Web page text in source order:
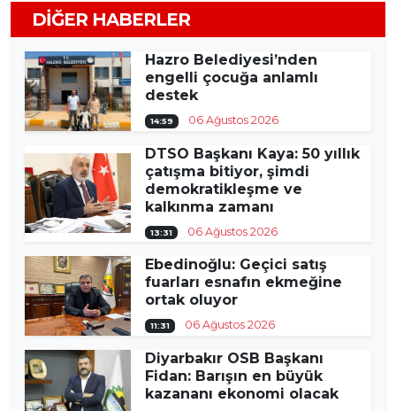
DIĞER HABERLER
Hazro Belediyesi’nden
engelli çocuğa anlamlı
destek
14:59 06 Ağustos 2026
DTSO Başkanı Kaya: 50 yıllık
çatışma bitiyor, şimdi
demokratikleşme ve
kalkınma zamanı
13:31 06 Ağustos 2026
Ebedinoğlu: Geçici satış
fuarları esnafın ekmeğine
ortak oluyor
11:31 06 Ağustos 2026
Diyarbakır OSB Başkanı
Fidan: Barışın en büyük
kazananı ekonomi olacak